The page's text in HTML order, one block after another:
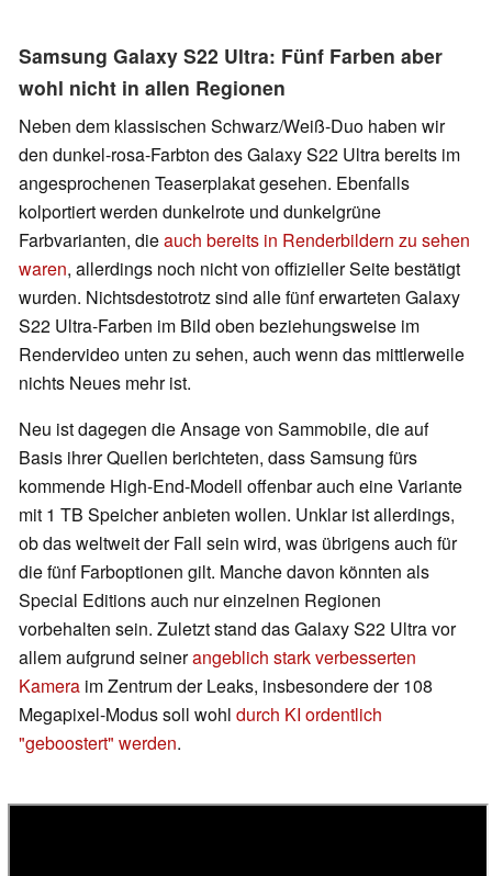
Samsung Galaxy S22 Ultra: Fünf Farben aber
wohl nicht in allen Regionen
Neben dem klassischen Schwarz/Weiß-Duo haben wir
den dunkel-rosa-Farbton des Galaxy S22 Ultra bereits im
angesprochenen Teaserplakat gesehen. Ebenfalls
kolportiert werden dunkelrote und dunkelgrüne
Farbvarianten, dieauch bereits in Renderbildern zu sehen
waren, allerdings noch nicht von offizieller Seite bestätigt
wurden. Nichtsdestotrotz sind alle fünf erwarteten Galaxy
S22 Ultra-Farben im Bild oben beziehungsweise im
Rendervideo unten zu sehen, auch wenn das mittlerweile
nichts Neues mehr ist.
Neu ist dagegen die Ansage von Sammobile, die auf
Basis ihrer Quellen berichteten, dass Samsung fürs
kommende High-End-Modell offenbar auch eine Variante
mit 1 TB Speicher anbieten wollen. Unklar ist allerdings,
ob das weltweit der Fall sein wird, was übrigens auch für
die fünf Farboptionen gilt. Manche davon könnten als
Special Editions auch nur einzelnen Regionen
vorbehalten sein. Zuletzt stand das Galaxy S22 Ultra vor
allem aufgrund seinerangeblich stark verbesserten
Kamera im Zentrum der Leaks, insbesondere der 108
Megapixel-Modus soll wohl durch KI ordentlich
"geboostert" werden.